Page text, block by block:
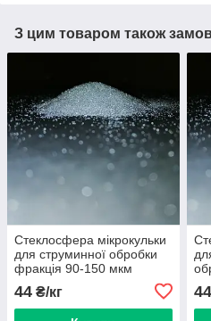
З цим товаром також
Стеклосфера мікрокульки
для струминної обробки
фракція 90-150 мкм
44 ₴/кг 44